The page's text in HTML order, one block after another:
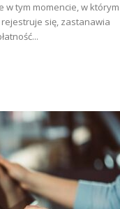
w tym momencie, w którym
się, zastanawia